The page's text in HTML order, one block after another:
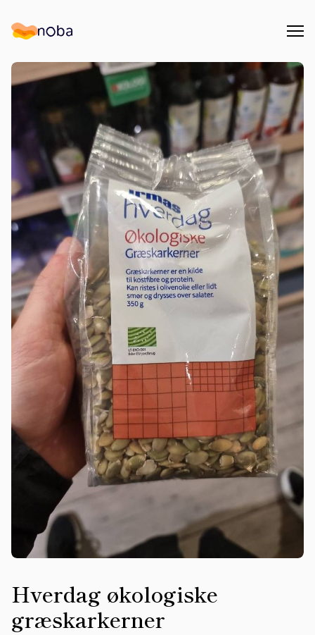
Noba
Hverdag økologiske
græskarkerner